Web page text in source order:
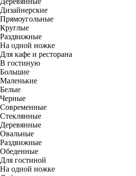
Дизайнерские
Прямоугольные
Круглые
Раздвижные
На одной ножке
Для кафе и ресторана
В гостиную
Большие
Маленькие
Белые
Черные
Современные
Стеклянные
Деревянные
Овальные
Раздвижные
Обеденные
Для гостиной
На одной ножке